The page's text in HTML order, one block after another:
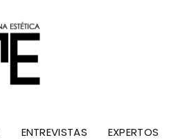
ENTREVISTAS EXPERTOS